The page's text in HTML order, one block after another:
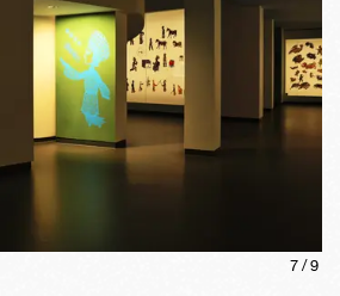
7 /9